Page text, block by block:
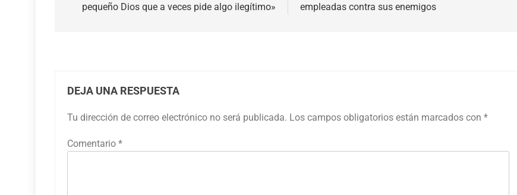
entradas
pequeño Dios que a veces pide algo ilegítimo»
empleadas contra sus enemigos
DEJA UNA RESPUESTA
Tu dirección de correo electrónico no será publicada. Los campos obligatorios están marcados con *
Comentario *